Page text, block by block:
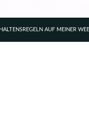
AUF MEINER